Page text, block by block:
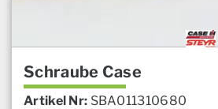
Schraube Case
Artikel Nr: SBA011310680